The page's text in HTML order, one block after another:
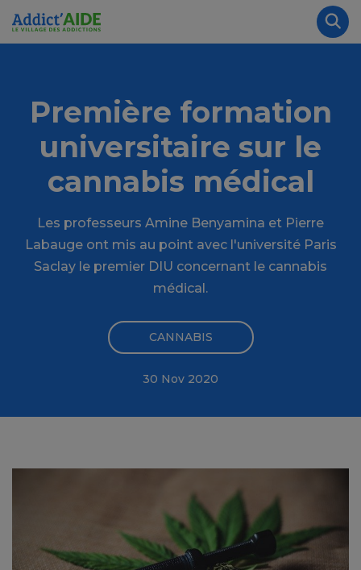
Aller au contenu principal
Première formation
universitaire sur le
cannabis médical
Les professeurs Amine Benyamina et Pierre
Labauge ont mis au point avec l'université Paris
Saclay le premier DIU concernant le cannabis
médical.
CANNABIS
30 Nov 2020
Panneau de gestion des cookies